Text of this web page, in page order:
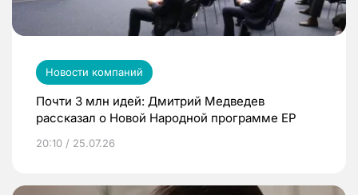
Новости компаний
Почти 3 млн идей: Дмитрий Медведев
рассказал о Новой Народной программе ЕР
20:10 / 25.07.26